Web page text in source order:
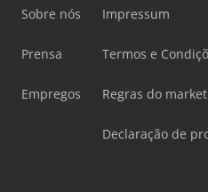
Sobre nós
Prensa
Empregos
Impressum
Termos e
Regras do
Declaração de